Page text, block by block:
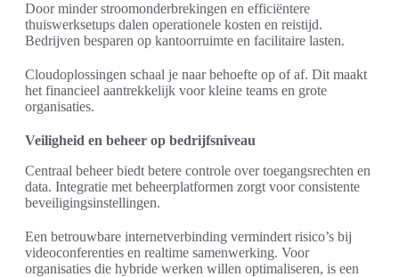
Door minder stroomonderbrekingen en efficiëntere
thuiswerksetups dalen operationele kosten en reistijd.
Bedrijven besparen op kantoorruimte en facilitaire lasten.
Cloudoplossingen schaal je naar behoefte op of af. Dit maakt
het financieel aantrekkelijk voor kleine teams en grote
organisaties.
Veiligheid en beheer op bedrijfsniveau
Centraal beheer biedt betere controle over toegangsrechten en
data. Integratie met beheerplatformen zorgt voor consistente
beveiligingsinstellingen.
Een betrouwbare internetverbinding vermindert risico’s bij
videoconferenties en realtime samenwerking. Voor
organisaties die hybride werken willen optimaliseren, is een